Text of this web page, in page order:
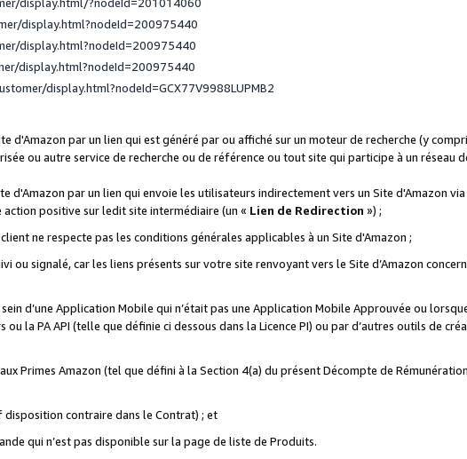
display.html?nodeId=200975440
display.html?nodeId=200975440
display.html?nodeId=200975440
display.html?nodeId=GCX77V9988LUPMB2
d'Amazon par un lien qui est généré par ou affiché sur un moteur de recherche (y
ou autre service de recherche ou de référence ou tout site qui participe à un réseau
d'Amazon par un lien qui envoie les utilisateurs indirectement vers un Site d'Amazon
positive sur ledit site intermédiaire (un « Lien de Redirection ») ;
ne respecte pas les conditions générales applicables à un Site d'Amazon ;
ou signalé, car les liens présents sur votre site renvoyant vers le Site d’Amazon
d’une Application Mobile qui n’était pas une Application Mobile Approuvée ou
ou la PA API (telle que définie ci dessous dans la Licence PI) ou par d’autres outils de
Primes Amazon (tel que défini à la Section 4(a) du présent Décompte de
contraire dans le Contrat) ; et
qui n’est pas disponible sur la page de liste de Produits.